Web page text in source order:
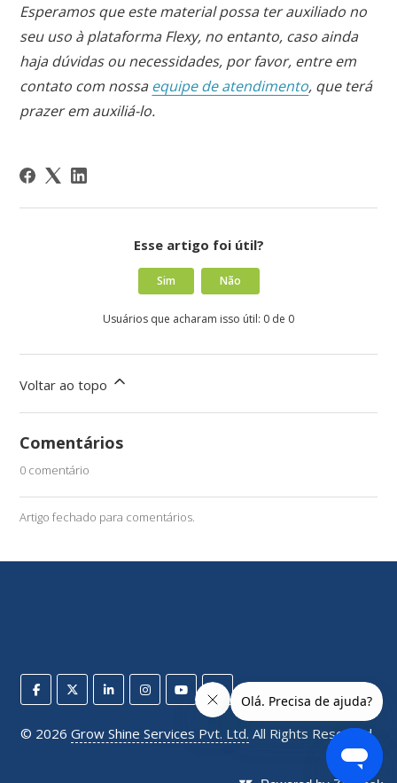
Esperamos que este material possa ter auxiliado no
seu uso à plataforma Flexy, no entanto, caso ainda
haja dúvidas ou necessidades, por favor, entre em
contato com nossaequipe de atendimento, que terá
prazer em auxiliá-lo.
Esse artigo foi útil?
Sim Não
Usuários que acharam isso útil: 0 de 0
Voltar ao topo
Comentários
0 comentário
Artigo fechado para comentários.
© 2026 Grow Shine Services Pvt. Ltd. All Rights Reserved.